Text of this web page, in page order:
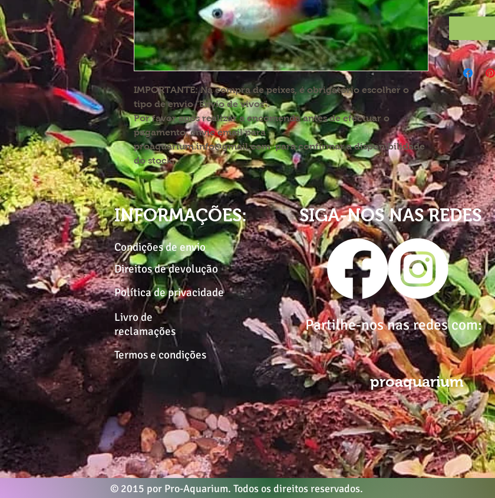
IMPORTANTE:Na compra de peixes, é obrigatório escolher o
tipo de envio "Envio de vivos".
Por favor após realizar a encomenda antes de efectuar o
pagamento, envie email para
proaquarium.info@gmail.com para confirmar a disponibilidade
do stock.
INFORMAÇÕES:
Condições de envio
Direitos de devolução
Política de privacidade
Livro de
reclamações
Termos e condições
SIGA-NOS NAS REDES
Partilhe-nos nas redes com:
proaquarium
© 2015 por Pro-Aquarium. Todos os direitos reservados.